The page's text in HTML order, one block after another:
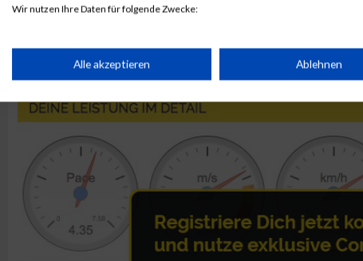
zur Zeitmessung
Britta Schloßer
Wir nutzen Ihre Daten für folgende Zwecke:
Speichern von oder Zugriff auf Informationen auf einem Endgerät
Verwendung reduzierter Daten zur Auswahl von Werbeanzeigen
Erstellung von Profilen für personalisierte Werbung
Verwendung von Profilen zur Auswahl personalisierter Werbung
Alle akzeptieren Ablehnen